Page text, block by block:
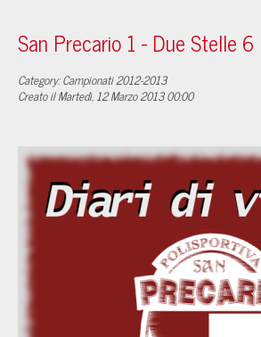
San Precario 1 - Due Stelle 6
Category: Campionati 2012-2013
Creato il Martedì, 12 Marzo 2013 00:00